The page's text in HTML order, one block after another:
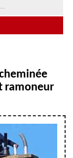
ramoneur